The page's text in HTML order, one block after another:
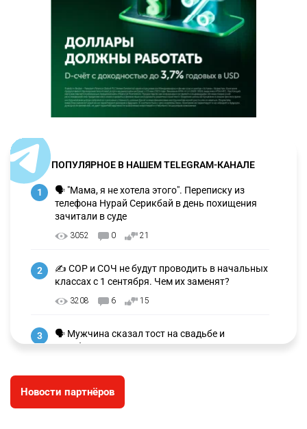
ПОПУЛЯРНОЕ В НАШЕМ TELEGRAM-КАНАЛЕ
1
🗣 "Мама, я не хотела этого". Переписку из
телефона Нурай Серикбай в день похищения
зачитали в суде
3052 0 21
2
✍️ СОР и СОЧ не будут проводить в начальных
классах с 1 сентября. Чем их заменят?
3208 6 15
3
🗣 Мужчина сказал тост на свадьбе и
заработал уголовное дело
⚠️ Доброе утро, друзья! Предлагаем обзор
главных новостей за 4 августа
Новости партнёров